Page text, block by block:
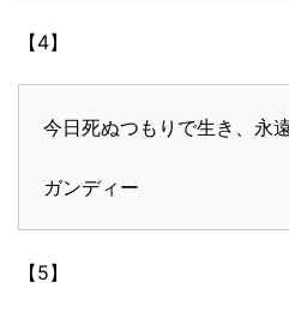
【4】
今日死ぬつもりで生き、永
ガンディー
【5】